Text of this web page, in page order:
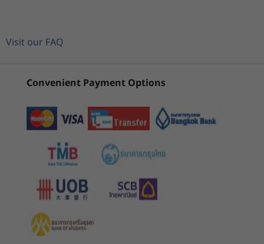
การแสดงผลอันสมบูรณ์แบบ
รับชม สัมผัส และสร้างสรรค์ได้มากกว่าที่เคยบน
โน้ตบุ๊กอย่าง Yoga Slim 6i Gen 8 ด้วยจอสุดเหนือ
Dolby Vision™ โดยมีอัตราส่วนพื้นที่แสดงผลต่อตัว
เครื่อง (AAR) ถึง 91% จากขอบจอสุดบาง อัตราส่วน
ภาพ 16:10 รวมถึงยังมีตัวเลือกในรุ่นจอสัมผัส และ
จอ 100% P3 TrueBlack OLED อีกด้วย ตอบโจทย์
งานติดต่อกันเป็นเวลานาน จอแสดงผลยังผ่านการ
รับรอง EyeSafe และ Low Blue Light จาก TÜV
100% DCI-P3, Dolby Vision, Glossy
Memory
Up to 16GB LPDDR5 dual channel
Battery
Storage
Up to 1TB M.2 PCIe
Webcam privacy shutter
2-Headphone / mic combo
USB-A 3.2 Gen 1
HDMI 2.1
USB-C Thunderbolt™ 4
USB-C Thunderbolt™ 4
เริ่มต้นที่
Explore All Laptops
Visit our FAQ
Convenient Payment Options